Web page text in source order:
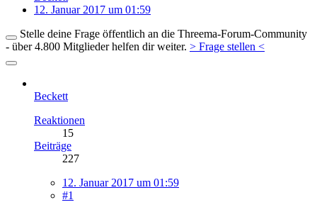
12. Januar 2017 um 01:59
Stelle deine Frage öffentlich an die Threema-Forum-Community
- über 4.800 Mitglieder helfen dir weiter. > Frage stellen <
Beckett
Reaktionen
15
Beiträge
227
12. Januar 2017 um 01:59
#1